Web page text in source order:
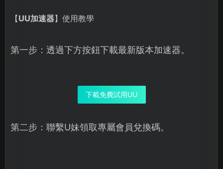
【UU加速器】使用教學
第一步：透過下方按鈕下載最新版本加速器。
下載免費試用UU
第二步：聯繫U妹領取專屬會員兌換碼。